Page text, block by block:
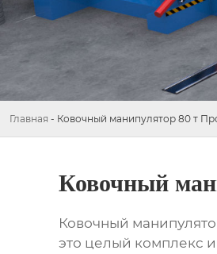
Главная - Ковочный манипулятор 80 т
Ковочный
Ковочный
это целый комплекс